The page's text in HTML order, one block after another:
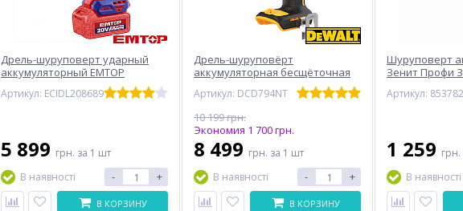
Дрель-шуруповерт ударный
аккумуляторный EMTOP
Артикул: ECIDL208689
5 899 грн. за 1 шт
В наявності
- +
В КОРЗИНУ
Дрель-шуруповёрт
аккумуляторная бесщёточная
DeWALT DCD794NT (без АКБ и ЗУ)
Артикул: DCD794NT
10 199 грн.
Экономия 1 700 грн.
8 499 грн. за 1 шт
В наявності
- +
В КОРЗИНУ
Шуруповерт
Зенит Профи
Артикул: 853782
1 259 грн.
В наявності